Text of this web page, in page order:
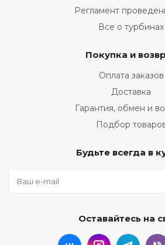
Регламент
Все о турбинах
Покупка и
Оплата заказов
Доставка
Гарантия, обмен и
Подбор
Будьте всегда в
Оставайтесь на